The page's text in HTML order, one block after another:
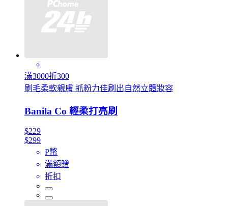
滿3000折300
刷毛柔軟親膚 抓粉力佳刷出自然立體妝容
Banila Co 輕柔打亮刷
$229
$299
P幣
滿額贈
折扣